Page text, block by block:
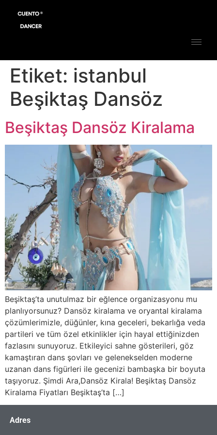
Etiket: istanbul
Beşiktaş Dansöz
Beşiktaş Dansöz Kiralama
Beşiktaş’ta unutulmaz bir eğlence organizasyonu mu
planlıyorsunuz? Dansöz kiralama ve oryantal kiralama
çözümlerimizle, düğünler, kına geceleri, bekarlığa veda
partileri ve tüm özel etkinlikler için hayal ettiğinizden
fazlasını sunuyoruz. Etkileyici sahne gösterileri, göz
kamaştıran dans şovları ve gelenekselden moderne
uzanan dans figürleri ile gecenizi bambaşka bir boyuta
taşıyoruz. Şimdi Ara,Dansöz Kirala! Beşiktaş Dansöz
Kiralama Fiyatları Beşiktaş’ta […]
Adres